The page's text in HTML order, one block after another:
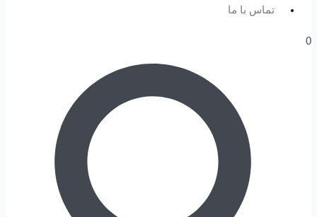
تماس با ما